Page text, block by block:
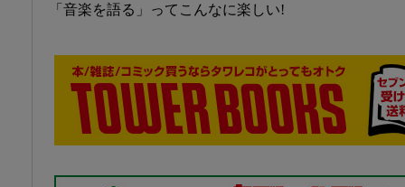
「音楽を語る」ってこんなに楽しい!